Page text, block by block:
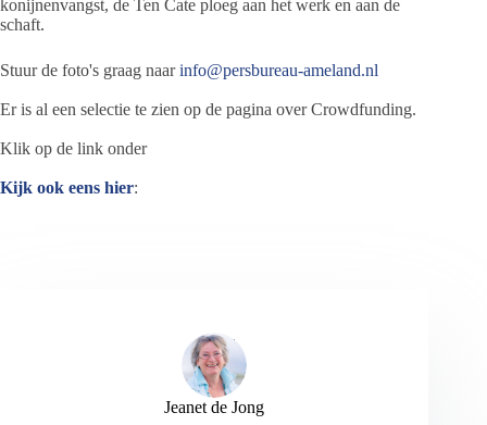
konijnenvangst, de Ten Cate ploeg aan het werk en aan de
schaft.
Stuur de foto's graag naarinfo@persbureau-ameland.nl
Er is al een selectie te zien op de pagina over Crowdfunding.
Klik op de link onder
Kijk ook eens hier:
Jeanet de Jong